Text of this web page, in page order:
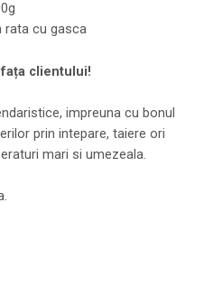
rata cu gasca
clientului!
impreuna cu bonul
prin intepare, taiere ori
mari si umezeala.